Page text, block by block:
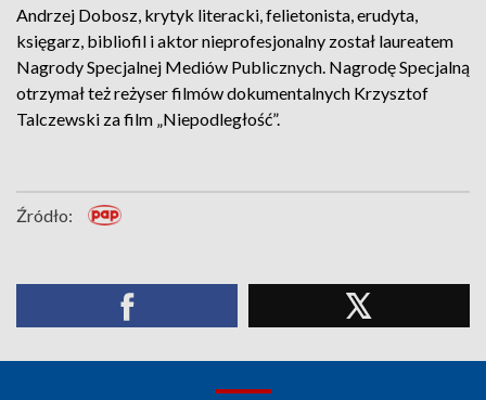
Andrzej Dobosz, krytyk literacki, felietonista, erudyta,
księgarz, bibliofil i aktor nieprofesjonalny został laureatem
Nagrody Specjalnej Mediów Publicznych. Nagrodę Specjalną
otrzymał też reżyser filmów dokumentalnych Krzysztof
Talczewski za film „Niepodległość”.
Źródło: